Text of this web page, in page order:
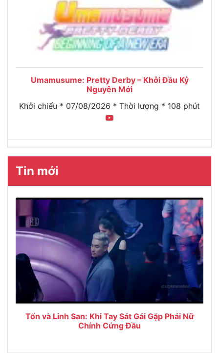
Umamusume: Pretty Derby – Khởi Đầu Kỷ
Nguyên Mới
Khởi chiếu * 07/08/2026 * Thời lượng * 108 phút
Tin mới
Tốn và Linh San: Khi Tay Sát Gái Gặp Phải Nữ
Chính Cứng Đầu